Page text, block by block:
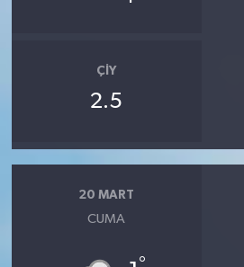
ÇIY
2.5
20 MART
CUMA